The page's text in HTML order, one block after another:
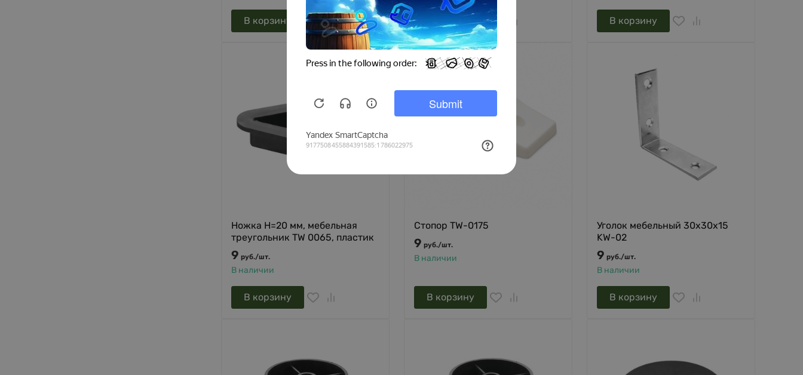
В корзину В корзину В корзину
Ножка H=20 мм, мебельная
треугольник TW 0065, пластик
9 руб./шт.
В наличии
В корзину
Стопор TW-0175
9 руб./шт.
В наличии
В корзину
Уголок мебельный 30х30х15
KW-02
9 руб./шт.
В наличии
В корзину